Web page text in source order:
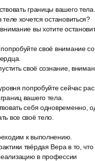
границы вашего тела.
теле хочется остановиться?
вы хотите
своё внимание
своё сознание,
попробуйте сейчас
вашего тела.
себя одновременно,
все своё тело.
к выполнению.
твёрдая Вера в то, что
в профессии